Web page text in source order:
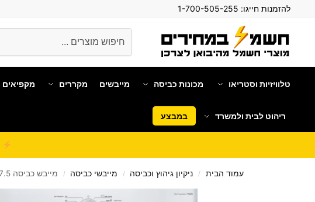
להזמנות חייגו:
טלוויזיות וסטריאו מכונות כביסה מייבשים מקררים מקפיאים
ריהוט לבית ולמשרד במבצע
עמוד הבית / ניקיון גיהוץ וכביסה / מייבשי כביסה / מייבש כביסה 7.5 קילו Zanussi ZDV756N3WB גימור לבן – יבואן רשמי | אספקה מהירה